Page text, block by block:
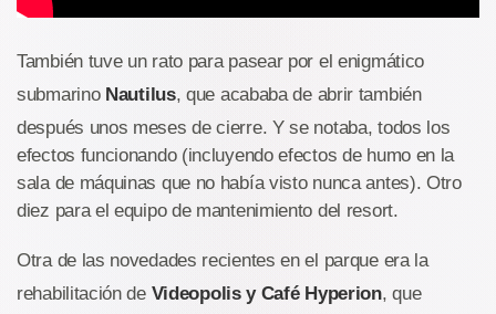
También tuve un rato para pasear por el enigmático
submarino Nautilus, que acababa de abrir también
después unos meses de cierre. Y se notaba, todos los
efectos funcionando (incluyendo efectos de humo en la
sala de máquinas que no había visto nunca antes). Otro
diez para el equipo de mantenimiento del resort.
Otra de las novedades recientes en el parque era la
rehabilitación de Videopolis y Café Hyperion, que